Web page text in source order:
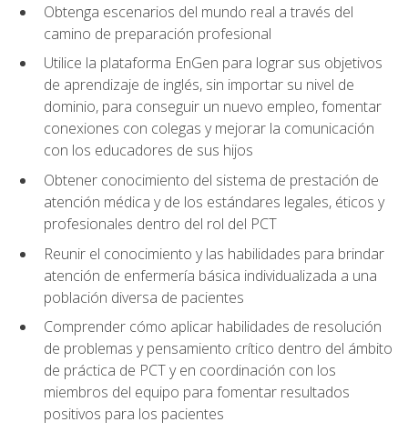
Obtenga escenarios del mundo real a través del
camino de preparación profesional
Utilice la plataforma EnGen para lograr sus objetivos
de aprendizaje de inglés, sin importar su nivel de
dominio, para conseguir un nuevo empleo, fomentar
conexiones con colegas y mejorar la comunicación
con los educadores de sus hijos
Obtener conocimiento del sistema de prestación de
atención médica y de los estándares legales, éticos y
profesionales dentro del rol del PCT
Reunir el conocimiento y las habilidades para brindar
atención de enfermería básica individualizada a una
población diversa de pacientes
Comprender cómo aplicar habilidades de resolución
de problemas y pensamiento crítico dentro del ámbito
de práctica de PCT y en coordinación con los
miembros del equipo para fomentar resultados
positivos para los pacientes